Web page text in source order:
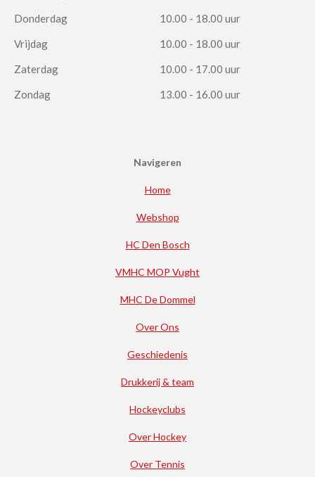
Donderdag
10.00 - 18.00 uur
Vrijdag
10.00 - 18.00 uur
Zaterdag
10.00 - 17.00 uur
Zondag
13.00 - 16.00 uur
Navigeren
Home
Webshop
HC Den Bosch
VMHC MOP Vught
MHC De Dommel
Over Ons
Geschiedenis
Drukkerij & team
Hockeyclubs
Over Hockey
Over Tennis